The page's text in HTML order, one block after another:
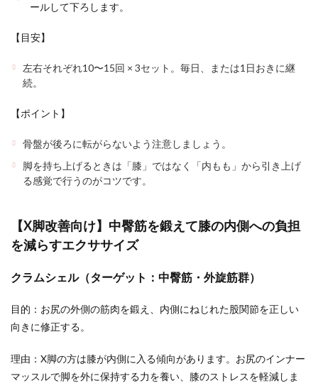
ールして下ろします。
【目安】
左右それぞれ10〜15回 × 3セット。毎日、または1日おきに継
続。
【ポイント】
骨盤が後ろに転がらないよう注意しましょう。
脚を持ち上げるときは「膝」ではなく「内もも」から引き上げ
る感覚で行うのがコツです。
【X脚改善向け】中臀筋を鍛えて膝の内側への負担
を減らすエクササイズ
クラムシェル（ターゲット：中臀筋・外旋筋群）
目的：お尻の外側の筋肉を鍛え、内側にねじれた股関節を正しい
向きに修正する。
理由：X脚の方は膝が内側に入る傾向があります。お尻のインナー
マッスルで脚を外に保持する力を養い、膝のストレスを軽減しま